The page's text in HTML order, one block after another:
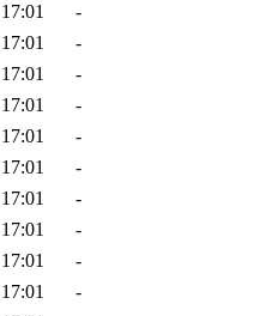
-
-
-
-
-
-
-
-
-
-